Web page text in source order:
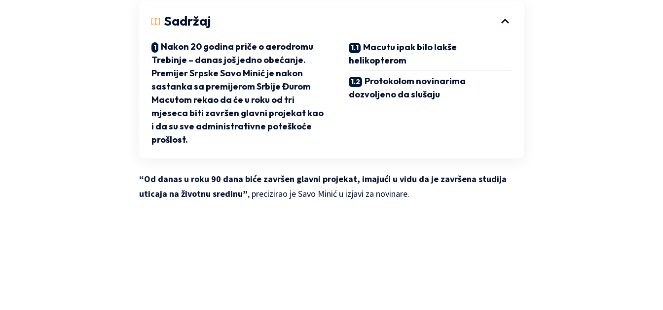
Sadržaj
Nakon 20 godina priče o aerodromu
Trebinje – danas još jedno obećanje.
Premijer Srpske Savo Minić je nakon
sastanka sa premijerom Srbije Đurom
Macutom rekao da će u roku od tri
mjeseca biti završen glavni projekat kao
i da su sve administrativne poteškoće
prošlost.
Macutu ipak bilo lakše
helikopterom
Protokolom novinarima
dozvoljeno da slušaju
“Od danas u roku 90 dana biće završen glavni projekat, imajući u vidu da je završena studija
uticaja na životnu sredinu”, precizirao je Savo Minić u izjavi za novinare.